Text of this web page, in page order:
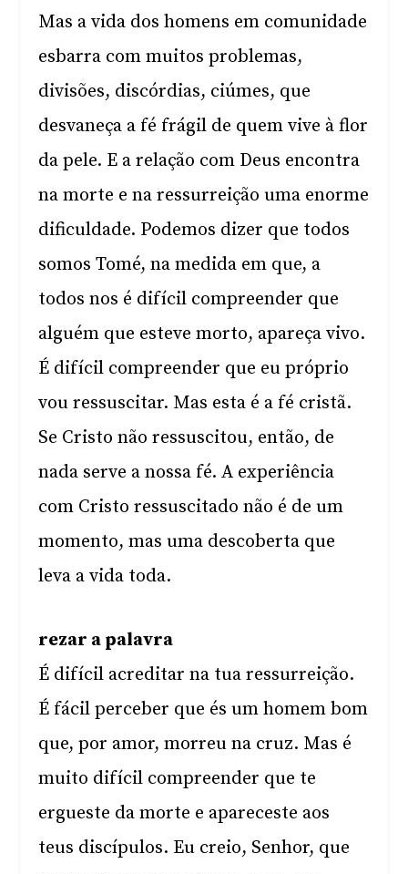
Mas a vida dos homens em comunidade
esbarra com muitos problemas,
divisões, discórdias, ciúmes, que
desvaneça a fé frágil de quem vive à flor
da pele. E a relação com Deus encontra
na morte e na ressurreição uma enorme
dificuldade. Podemos dizer que todos
somos Tomé, na medida em que, a
todos nos é difícil compreender que
alguém que esteve morto, apareça vivo.
É difícil compreender que eu próprio
vou ressuscitar. Mas esta é a fé cristã.
Se Cristo não ressuscitou, então, de
nada serve a nossa fé. A experiência
com Cristo ressuscitado não é de um
momento, mas uma descoberta que
leva a vida toda.
rezar a palavra
É difícil acreditar na tua ressurreição.
É fácil perceber que és um homem bom
que, por amor, morreu na cruz. Mas é
muito difícil compreender que te
ergueste da morte e apareceste aos
teus discípulos. Eu creio, Senhor, que